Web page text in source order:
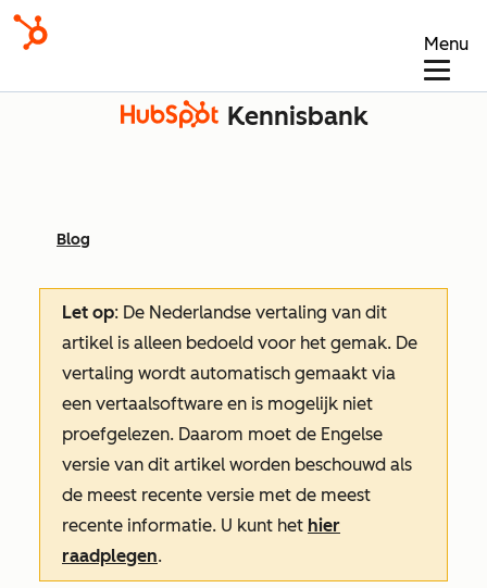
Menu
Kennisbank
Blog
Let op: De Nederlandse vertaling van dit
artikel is alleen bedoeld voor het gemak. De
vertaling wordt automatisch gemaakt via
een vertaalsoftware en is mogelijk niet
proefgelezen. Daarom moet de Engelse
versie van dit artikel worden beschouwd als
de meest recente versie met de meest
recente informatie. U kunt het hier
raadplegen.